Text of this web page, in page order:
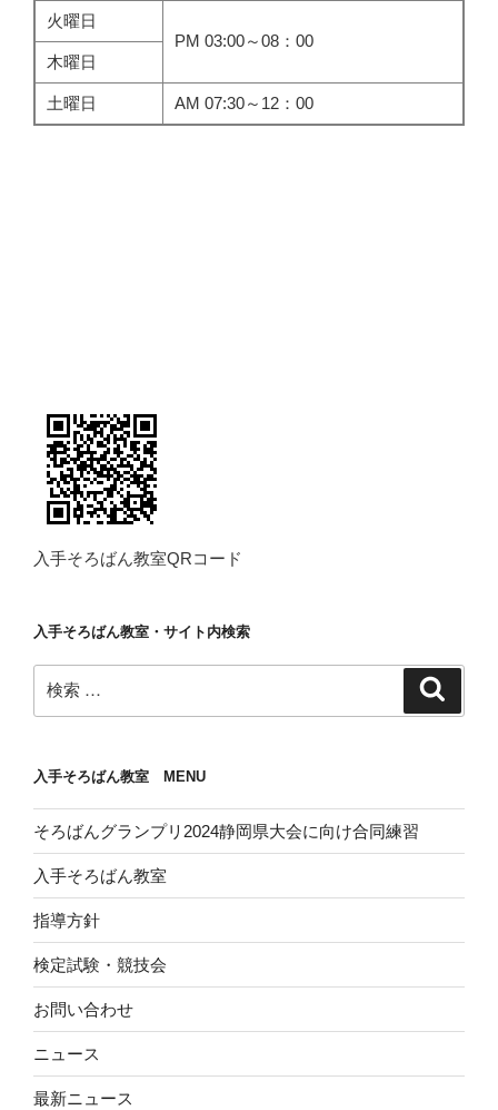
火曜日
PM 03:00～08：00
木曜日
土曜日 AM 07:30～12：00
入手そろばん教室QRコード
入手そろばん教室・サイト内検索
索:
入手そろばん教室 MENU
そろばんグランプリ2024静岡県大会に向け合同練習
入手そろばん教室
指導方針
検定試験・競技会
お問い合わせ
ニュース
最新ニュース